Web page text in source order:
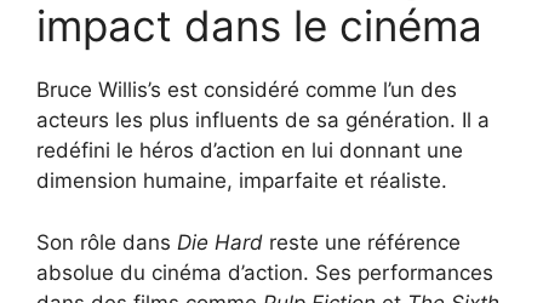
impact dans le cinéma
Bruce Willis’s est considéré comme l’un des
acteurs les plus influents de sa génération. Il a
redéfini le héros d’action en lui donnant une
dimension humaine, imparfaite et réaliste.
Son rôle dans Die Hard reste une référence
absolue du cinéma d’action. Ses performances